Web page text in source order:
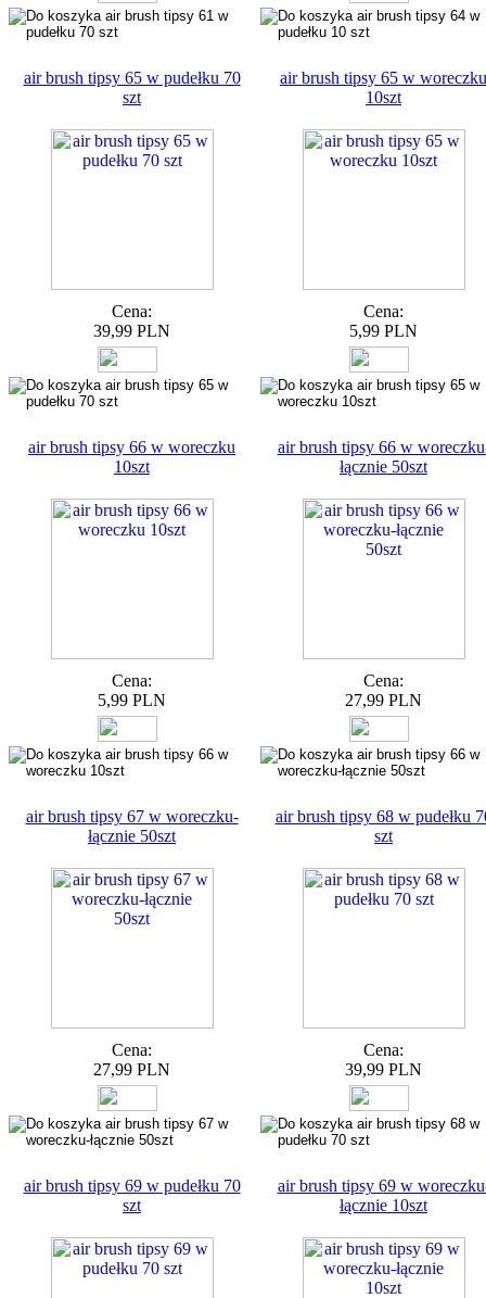
air brush tipsy 65 w pudełku 70
szt
Cena:
39,99 PLN
air brush tipsy 65 w woreczku
10szt
Cena:
5,99 PLN
air brush tipsy 66 w woreczku
10szt
Cena:
5,99 PLN
air brush tipsy 66 w
łącznie 50szt
Cena:
27,99 PLN
air brush tipsy 67 w woreczku-
łącznie 50szt
Cena:
27,99 PLN
air brush tipsy 68 w pudełku
szt
Cena:
39,99 PLN
air brush tipsy 69 w pudełku 70
szt
air brush tipsy 69 w
łącznie 10szt